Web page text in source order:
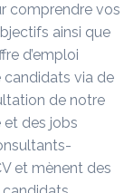
comprendre vos
ainsi que
d’emploi
candidats via de
de notre
et des jobs
et mènent des